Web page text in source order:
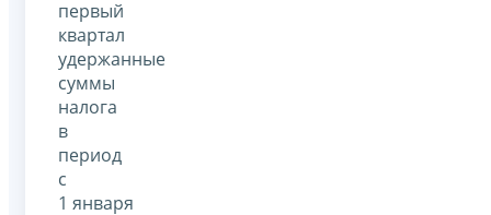
первый
квартал
удержанные
суммы
налога
в
период
с
1 января